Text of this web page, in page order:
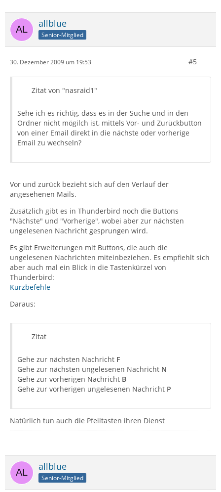
allblue
Senior-Mitglied
30. Dezember 2009 um 19:53 #5
Zitat von "nasraid1"
Sehe ich es richtig, dass es in der Suche und in den
Ordner nicht mögilch ist, mittels Vor- und Zurückbutton
von einer Email direkt in die nächste oder vorherige
Email zu wechseln?
Vor und zurück bezieht sich auf den Verlauf der
angesehenen Mails.
Zusätzlich gibt es in Thunderbird noch die Buttons
"Nächste" und "Vorherige", wobei aber zur nächsten
ungelesenen Nachricht gesprungen wird.
Es gibt Erweiterungen mit Buttons, die auch die
ungelesenen Nachrichten miteinbeziehen. Es empfiehlt sich
aber auch mal ein Blick in die Tastenkürzel von
Thunderbird:
Kurzbefehle
Daraus:
Zitat
Gehe zur nächsten Nachricht F
Gehe zur nächsten ungelesenen Nachricht N
Gehe zur vorherigen Nachricht B
Gehe zur vorherigen ungelesenen Nachricht P
Natürlich tun auch die Pfeiltasten ihren Dienst
allblue
Senior-Mitglied